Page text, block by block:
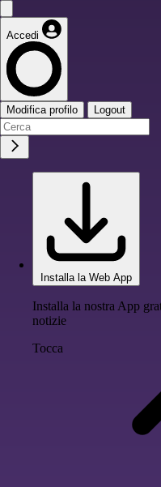
Accedi
Modifica profilo Logout
Installa la Web App
Installa la nostra App
notizie
Tocca